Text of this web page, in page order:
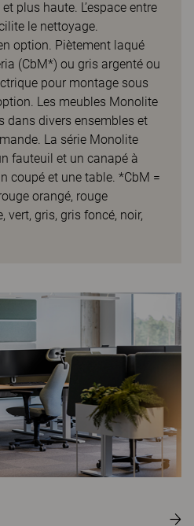
plus haute. L’espace entre
le nettoyage.
option. Piètement laqué
(CbM*) ou gris argenté ou
pour montage sous
Les meubles Monolite
dans divers ensembles et
La série Monolite
fauteuil et un canapé à
coupé et une table. *CbM =
orangé, rouge
vert, gris, gris foncé, noir,